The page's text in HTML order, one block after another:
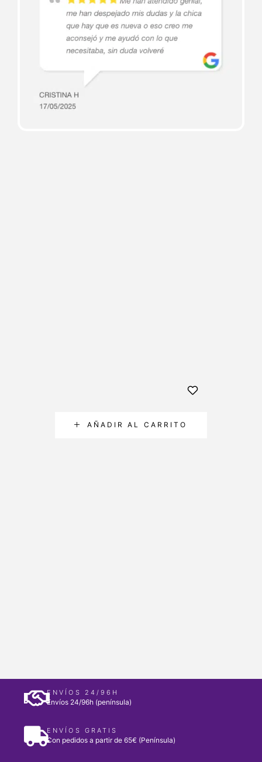
ENVÍOS 24/96H
Envíos 24/96h (península)
ENVÍOS GRATIS
Con pedidos a partir de 65€ (Península)